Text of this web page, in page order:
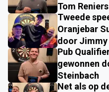
Tom Reniers
Tweede
Oranjebar
door Jimmy
Pub
gewonnen
Steinbach
Net als op